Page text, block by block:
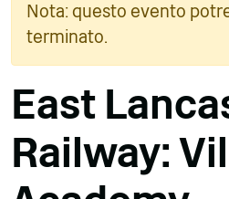
Nota: questo evento
terminato.
East
Railway: